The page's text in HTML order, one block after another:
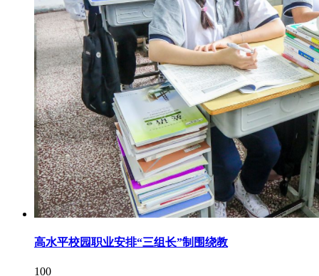
高水平校园职业安排“三组长”制围绕教
100